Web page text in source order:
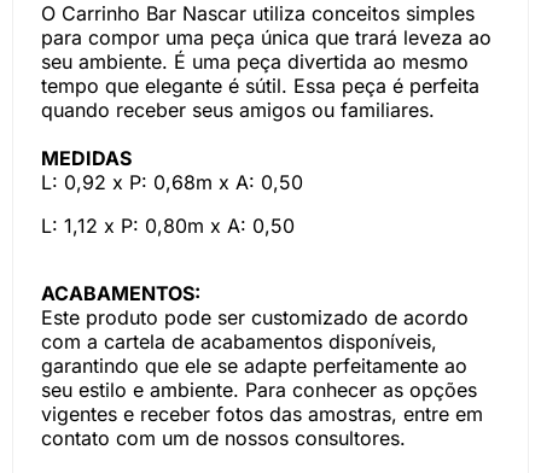
O Carrinho Bar Nascar utiliza conceitos simples
para compor uma peça única que trará leveza ao
seu ambiente. É uma peça divertida ao mesmo
tempo que elegante é sútil. Essa peça é perfeita
quando receber seus amigos ou familiares.
MEDIDAS
L: 0,92 x P: 0,68m x A: 0,50
L: 1,12 x P: 0,80m x A: 0,50
ACABAMENTOS:
Este produto pode ser customizado de acordo
com a cartela de acabamentos disponíveis,
garantindo que ele se adapte perfeitamente ao
seu estilo e ambiente. Para conhecer as opções
vigentes e receber fotos das amostras, entre em
contato com um de nossos consultores.